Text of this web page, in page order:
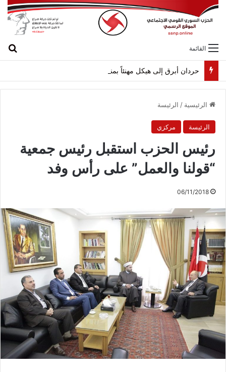
القائمة
حردان أبرق إلى هيكل مهنئاً بمناسبة عيد الجيش
الرئيسية / الرئيسة
الرئيسة مركزي
رئيس الحزب استقبل رئيس جمعية
“قولنا والعمل” على رأس وفد
06/11/2018